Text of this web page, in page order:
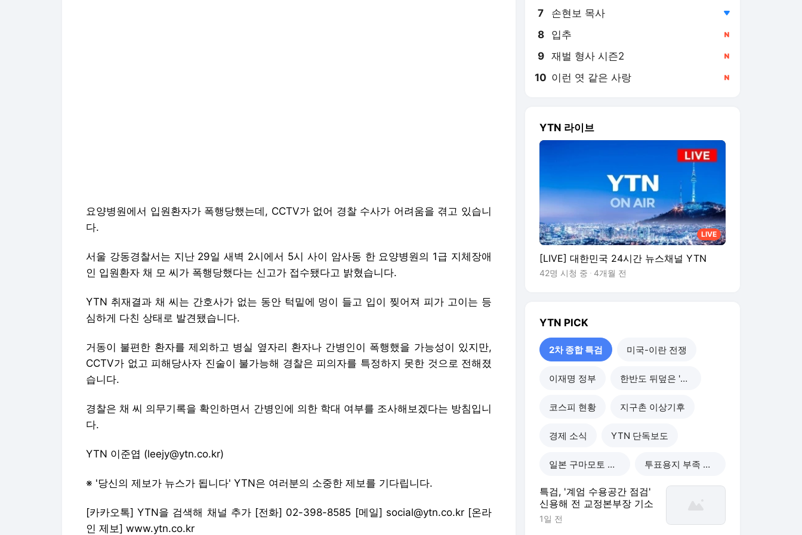
요양병원에서 입원환자가 폭행당했는데, CCTV가 없어 경찰 수사가 어려움을 겪고 있습니
다.
서울 강동경찰서는 지난 29일 새벽 2시에서 5시 사이 암사동 한 요양병원의 1급 지체장애
인 입원환자 채 모 씨가 폭행당했다는 신고가 접수됐다고 밝혔습니다.
YTN 취재결과 채 씨는 간호사가 없는 동안 턱밑에 멍이 들고 입이 찢어져 피가 고이는 등
심하게 다친 상태로 발견됐습니다.
거동이 불편한 환자를 제외하고 병실 옆자리 환자나 간병인이 폭행했을 가능성이 있지만,
CCTV가 없고 피해당사자 진술이 불가능해 경찰은 피의자를 특정하지 못한 것으로 전해졌
습니다.
경찰은 채 씨 의무기록을 확인하면서 간병인에 의한 학대 여부를 조사해보겠다는 방침입니
다.
YTN 이준엽 (leejy@ytn.co.kr)
※ '당신의 제보가 뉴스가 됩니다' YTN은 여러분의 소중한 제보를 기다립니다.
[카카오톡] YTN을 검색해 채널 추가 [전화] 02-398-8585 [메일] social@ytn.co.kr [온라
인 제보] www.ytn.co.kr
7 손현보 목사
8 입추
9 재벌 형사 시즌2
10 이런 엿 같은 사랑
YTN 라이브
LIVE
[LIVE] 대한민국 24시간 뉴스채널 YTN
42명 시청 중 4개월 전
YTN PICK
2차 종합 특검 미국-이란 전쟁
이재명 정부 한반도 뒤덮은 '폭염'
코스피 현황 지구촌 이상기후
경제 소식 YTN 단독보도
일본 구마모토 강진 투표용지 부족 사태
특검, '계엄 수용공간 점검'
신용해 전 교정본부장 기소
1일 전